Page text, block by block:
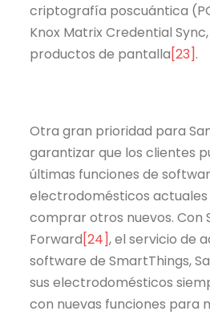
criptografía poscuántica
Knox Matrix Credential
productos de pantalla[23].
Otra gran prioridad para
garantizar que los clientes
últimas funciones de
electrodomésticos actuales
comprar otros nuevos. Con
Forward[24], el servicio de
software de SmartThings,
sus electrodomésticos
con nuevas funciones para